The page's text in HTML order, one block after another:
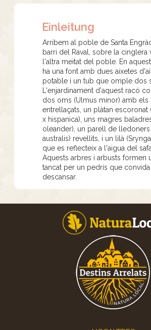
Einleitung
Arribem al poble de Santa
barri del Raval, sobre la cinglera
l'altra meitat del poble. En
ha una font amb dues aixetes
potable i un tub que omple dos
L'enjardinament d'aquest racó
dos oms (Ulmus minor) amb els
entrellaçats, un plàtan escoronat
x hispanica), uns magres
oleander), un parell de lledoners
australis) revellits, i un lilà
que es reflecteix a l'aigua del
Aquests arbres i arbusts formen
tancat per un pedrís que convida
descansar.